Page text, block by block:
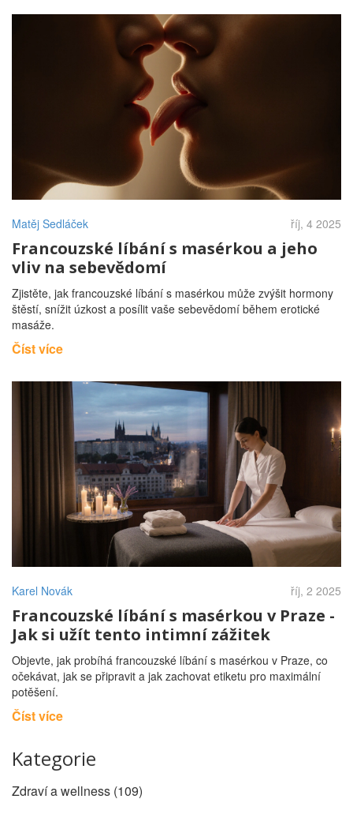
Matěj Sedláček říj, 4 2025
Francouzské líbání s masérkou a jeho
vliv na sebevědomí
Zjistěte, jak francouzské líbání s masérkou může zvýšit hormony
štěstí, snížit úzkost a posílit vaše sebevědomí během erotické
masáže.
Číst více
Karel Novák říj, 2 2025
Francouzské líbání s masérkou v Praze -
Jak si užít tento intimní zážitek
Objevte, jak probíhá francouzské líbání s masérkou v Praze, co
očekávat, jak se připravit a jak zachovat etiketu pro maximální
potěšení.
Číst více
Kategorie
Zdraví a wellness (109)